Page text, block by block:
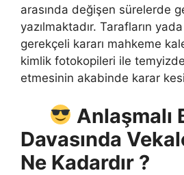
arasında değişen sürelerde
yazılmaktadır. Tarafların
gerekçeli kararı mahkeme
kimlik fotokopileri ile
etmesinin akabinde karar
Anlaşmalı
Davasında
Ne Kadardır ?